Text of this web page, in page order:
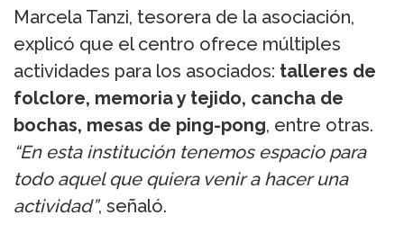
Marcela Tanzi, tesorera de la asociación,
explicó que el centro ofrece múltiples
actividades para los asociados: talleres de
folclore, memoria y tejido, cancha de
bochas, mesas de ping-pong, entre otras.
“En esta institución tenemos espacio para
todo aquel que quiera venir a hacer una
actividad”, señaló.